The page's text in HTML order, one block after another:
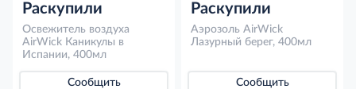
Раскупили
Освежитель воздуха
AirWick Каникулы в
Испании, 400мл
Сообщить
Раскупили
Аэрозоль AirWick
Лазурный берег, 400мл
Сообщить